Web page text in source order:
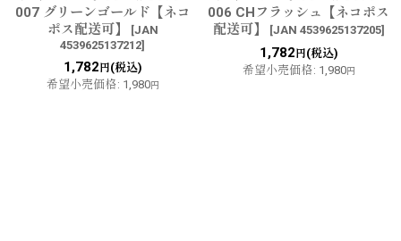
007 グリーンゴールド【ネコ
ポス配送可】
[JAN
4539625137212]
1,782 円(税込)
希望小売価格: 1,980円
006 CHフラッシュ【ネコポス
配送可】
[JAN 4539625137205]
1,782 円(税込)
希望小売価格: 1,980円